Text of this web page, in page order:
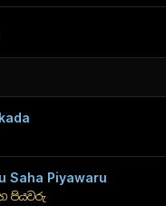
Saha Piyawaru
පියවරු